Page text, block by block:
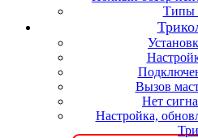
Типы
Вызов
Нет
Настройка,